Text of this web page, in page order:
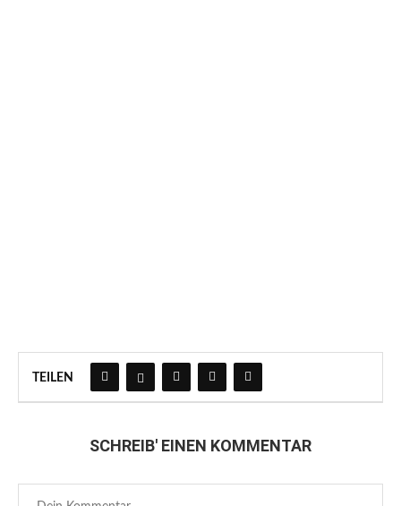
TEILEN
SCHREIB' EINEN KOMMENTAR